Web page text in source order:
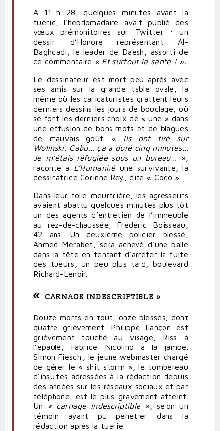
A 11 h 28, quelques minutes avant la
tuerie, l’hebdomadaire avait publié des
vœux prémonitoires sur Twitter : un
dessin d’Honoré représentant Al-
Baghdadi, le leader de Daesh, assorti de
ce commentaire « Et surtout la santé ! ».
Le dessinateur est mort peu après avec
ses amis sur la grande table ovale, là
même où les caricaturistes grattent leurs
derniers dessins les jours de bouclage, où
se font les derniers choix de « une » dans
une effusion de bons mots et de blagues
de mauvais goût. « Ils ont tiré sur
Wolinski, Cabu… ça a duré cinq minutes…
Je m’étais réfugiée sous un bureau… »,
raconte à L’Humanité une survivante, la
dessinatrice Corinne Rey, dite « Coco ».
Dans leur folie meurtrière, les agresseurs
avaient abattu quelques minutes plus tôt
un des agents d’entretien de l’immeuble
au rez-de-chaussée, Frédéric Boisseau,
42 ans. Un deuxième policier blessé,
Ahmed Merabet, sera achevé d’une balle
dans la tête en tentant d’arrêter la fuite
des tueurs, un peu plus tard, boulevard
Richard-Lenoir.
« CARNAGE INDESCRIPTIBLE »
Douze morts en tout, onze blessés, dont
quatre grièvement. Philippe Lançon est
grièvement touché au visage, Riss à
l’épaule, Fabrice Nicolino à la jambe.
Simon Fieschi, le jeune webmaster chargé
de gérer le « shit storm », le tombereau
d’insultes adressées à la rédaction depuis
des années sur les réseaux sociaux et par
téléphone, est le plus gravement atteint.
Un « carnage indescriptible », selon un
témoin ayant pupénétrer dans la
rédaction après la tuerie.